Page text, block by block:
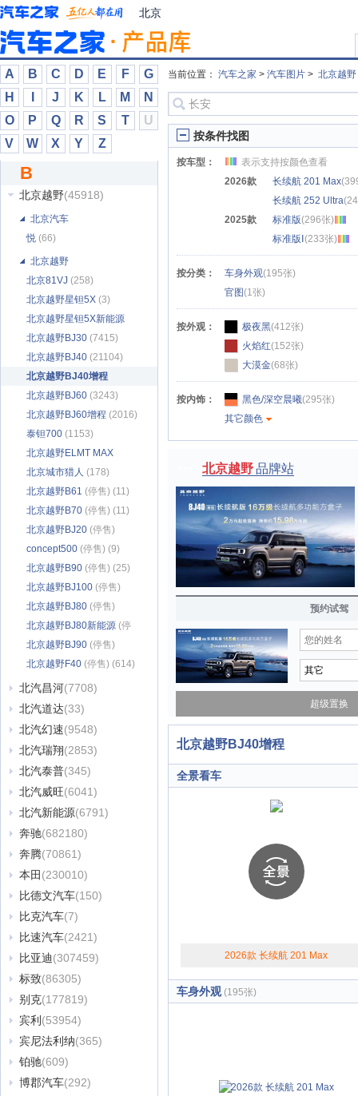
北京
A B C D E F
G
H
J K L M
N
O
P Q R S T
U
V
W X Y Z
宝骐汽车
(3)
宝腾(8)
宝沃 (7616)
保斐利(195)
保时捷(150105)
北方房车(7)
北京汽车(42847)
北京汽车制造厂(45250)
北京清行
北京越野(45918)
北京汽车
悦 (66)
北京越野
北京81VJ (258)
北京越野星钽5X (3)
北京越野星钽5X新能源
(8)
北京越野BJ30 (7415)
北京越野BJ40 (21104)
北京越野BJ40增程
(3635)
北京越野BJ60 (3243)
北京越野BJ60增程 (2016)
泰钽700 (1153)
北京越野ELMT MAX
(135)
北京城市猎人 (178)
北京越野B61 (停售) (11)
北京越野B70 (停售) (11)
北京越野BJ20 (停售)
(1288)
concept500 (停售) (9)
北京越野B90 (停售) (25)
北京越野BJ100 (停售)
(20)
北京越野BJ80 (停售)
(2917)
北京越野BJ80新能源 (停
售) (81)
北京越野BJ90 (停售)
(1728)
北京越野F40 (停售) (614)
北汽昌河(7708)
北汽道达(33)
北汽幻速(9548)
北汽瑞翔(2853)
北汽泰普(345)
北汽威旺(6041)
北汽新能源(6791)
奔驰(682180)
奔腾(70861)
本田 (230010)
比德文汽车(150)
比克汽车(7)
比速汽车(2421)
比亚迪(307459)
标致(86305)
别克(177819)
宾利 (53954)
宾尼法利纳(365)
铂驰(609)
博郡汽车(292)
B
当前位置： 汽车之家 > 汽车图片 > 北京越野
按条件找图
按车型：
表示支持按颜色查看
2026款
长续航 201 Max
长续航 252 Ultra
2025款
标准版(296张)
标准版Ⅰ (233张)
按分类： 车身外观(195张)
官图(1张)
按外观： 极夜黑(412张)
火焰红(152张)
大漠金(68张)
按内饰： 黑色/深空晨曦(295张)
其它颜色
北京越野品牌站
预约试驾
超级置换
北京越野BJ40增程
全景看车
2026款 长续航 201 Max
车身外观(195张)